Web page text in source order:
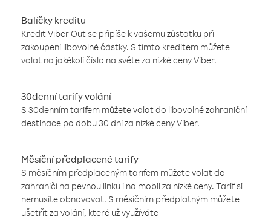
Balíčky kreditu
Kredit Viber Out se připíše k vašemu zůstatku při
zakoupení libovolné částky. S tímto kreditem můžete
volat na jakékoli číslo na světe za nízké ceny Viber.
30denní tarify volání
S 30denním tarifem můžete volat do libovolné zahraniční
destinace po dobu 30 dní za nízké ceny Viber.
Měsíční předplacené tarify
S měsíčním předplaceným tarifem můžete volat do
zahraničí na pevnou linku i na mobil za nízké ceny. Tarif si
nemusíte obnovovat. S měsíčním předplatným můžete
ušetřit za volání, které už využíváte